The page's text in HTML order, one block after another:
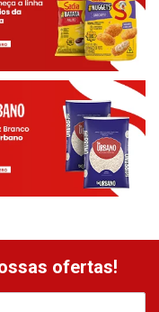
ofertas!